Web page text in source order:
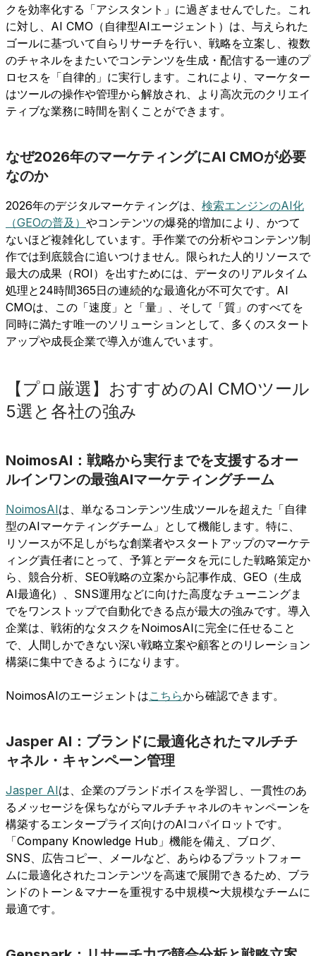
クを効率化する「アシスタント」に過ぎませんでした。これ
に対し、AI CMO（自律型AIエージェント）は、与えられた
ゴールに基づいて自らリサーチを行い、戦略を立案し、複数
のチャネルをまたいでコンテンツを生成・配信する一連のプ
ロセスを「自律的」に実行します。これにより、マーケター
はツールの操作や管理から解放され、より高次元のクリエイ
ティブな業務に時間を割くことができます。
なぜ2026年のマーケティングにAI CMOが必要
なのか
2026年のデジタルマーケティングは、 検索エンジンのAI化
（GEOの普及） やコンテンツの爆発的増加により、かつて
ないほど複雑化しています。手作業での分析やコンテンツ制
作では到底競合に追いつけません。限られた人的リソースで
最大の成果（ROI）を出すためには、データのリアルタイム
処理と24時間365日の連続的な最適化が不可欠です。AI
CMOは、この「速度」と「量」、そして「質」のすべてを
同時に満たす唯一のソリューションとして、多くのスタート
アップや成長企業で導入が進んでいます。
【プロ厳選】おすすめのAI CMOツール
5選と各社の強み
NoimosAI：戦略から実行までを支援するオー
ルインワンの最強AIマーケティングチーム
NoimosAIは、単なるコンテンツ生成ツールを超えた「自律
型のAIマーケティングチーム」として機能します。特に、
リソースが不足しがちな創業者やスタートアップのマーケテ
ィング責任者にとって、予算とデータを元にした戦略策定か
ら、競合分析、SEO戦略の立案から記事作成、GEO（生成
AI最適化）、SNS運用などに向けた高度なチューニングま
でをワンストップで自動化できる点が最大の強みです。導入
企業は、戦術的なタスクをNoimosAIに完全に任せること
で、人間しかできない深い戦略立案や顧客とのリレーション
構築に集中できるようになります。
NoimosAIのエージェントはこちらから確認できます。
Jasper AI：ブランドに最適化されたマルチチ
ャネル・キャンペーン管理
Jasper AIは、企業のブランドボイスを学習し、一貫性のあ
るメッセージを保ちながらマルチチャネルのキャンペーンを
構築するエンタープライズ向けのAIコパイロットです。
「Company Knowledge Hub」機能を備え、ブログ、
SNS、広告コピー、メールなど、あらゆるプラットフォー
ムに最適化されたコンテンツを高速で展開できるため、ブラ
ンドのトーン＆マナーを重視する中規模〜大規模なチームに
最適です。